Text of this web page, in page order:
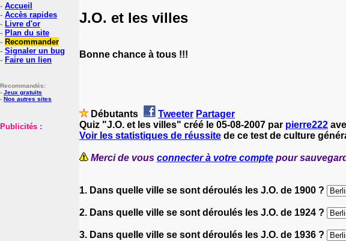
- Accueil
- Accès rapides
- Livre d'or
- Plan du site
- Recommander
- Signaler un bug
- Faire un lien
Recommandés:
- Jeux gratuits
- Nos autres sites
Publicités :
J.O. et les villes
Bonne chance à tous !!!
Débutants Tweeter Partager
Quiz "J.O. et les villes" créé le 05-08-2007 par pierre222
Voir les statistiques de réussite de ce test de culture
Merci de vous connecter à votre compte pour
1. Dans quelle ville se sont déroulés les J.O. de 1900 ?
2. Dans quelle ville se sont déroulés les J.O. de 1924 ?
3. Dans quelle ville se sont déroulés les J.O. de 1936 ?